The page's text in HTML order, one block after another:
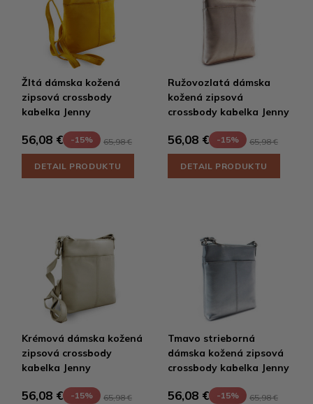
Žltá dámska kožená
zipsová crossbody
kabelka Jenny
56,08 € -15% 65,98 €
DETAIL PRODUKTU
Ružovozlatá dámska
kožená zipsová
crossbody kabelka Jenny
56,08 € -15% 65,98 €
DETAIL PRODUKTU
Krémová dámska kožená
zipsová crossbody
kabelka Jenny
56,08 € -15% 65,98 €
Tmavo strieborná
dámska kožená zipsová
crossbody kabelka Jenny
56,08 € -15% 65,98 €